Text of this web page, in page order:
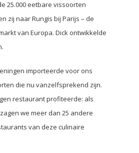
25.000 eetbare vissoorten
zij naar Rungis bij Parijs – de
van Europa. Dick ontwikkelde
importeerde voor ons
die nu vanzelfsprekend zijn.
restaurant profiteerde: als
we meer dan 25 andere
van deze culinaire